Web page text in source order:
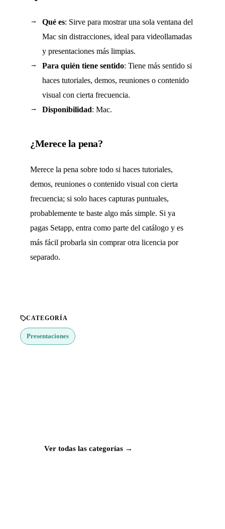
Qué es: Sirve para mostrar una sola ventana del
Mac sin distracciones, ideal para videollamadas
y presentaciones más limpias.
Para quién tiene sentido: Tiene más sentido si
haces tutoriales, demos, reuniones o contenido
visual con cierta frecuencia.
Disponibilidad: Mac.
¿Merece la pena?
Merece la pena sobre todo si haces tutoriales,
demos, reuniones o contenido visual con cierta
frecuencia; si solo haces capturas puntuales,
probablemente te baste algo más simple. Si ya
pagas Setapp, entra como parte del catálogo y es
más fácil probarla sin comprar otra licencia por
separado.
CATEGORÍA
Presentaciones
Ver todas las categorías →